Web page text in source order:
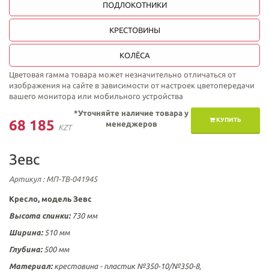
ПОДЛОКОТНИКИ
КРЕСТОВИНЫ
КОЛЁСА
Цветовая гамма товара может незначительно отличаться от
изображения на сайте в зависимости от настроек цветопередачи
вашего монитора или мобильного устройства
68 185 KZT
КУПИТЬ
*Уточняйте наличие товара у
менеджеров
Зевс
Артикул: МП-ТВ-041945
Кресло, модель Зевс
Высота спинки: 730 мм
Ширина:510 мм
Глубина: 500 мм
Материал:крестовина - пластик №350-10/№350-8,